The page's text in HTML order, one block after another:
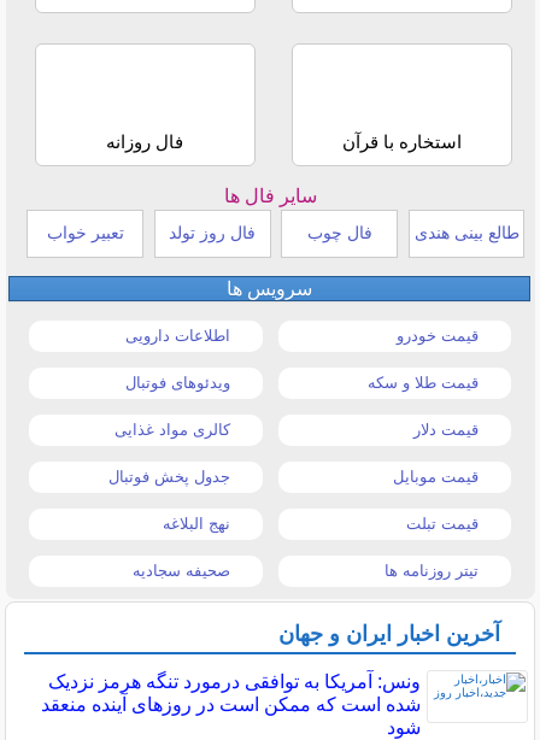
استخاره با قرآن فال روزانه
سایر فال ها
طالع بینی هندی فال چوب فال روز تولد تعبیر خواب
سرویس ها
قیمت خودرو اطلاعات دارویی
قیمت طلا و سکه ویدئوهای فوتبال
قیمت دلار کالری مواد غذایی
قیمت موبایل جدول پخش فوتبال
قیمت تبلت نهج البلاغه
تیتر روزنامه ها صحیفه سجادیه
آخرین اخبار ایران و جهان
ونس: آمریکا به توافقی درمورد تنگه هرمز نزدیک
شده است که ممکن است در روزهای آینده منعقد
شود